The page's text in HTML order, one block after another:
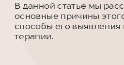
В данной статье мы
основные причины
способы его выявления
терапии.